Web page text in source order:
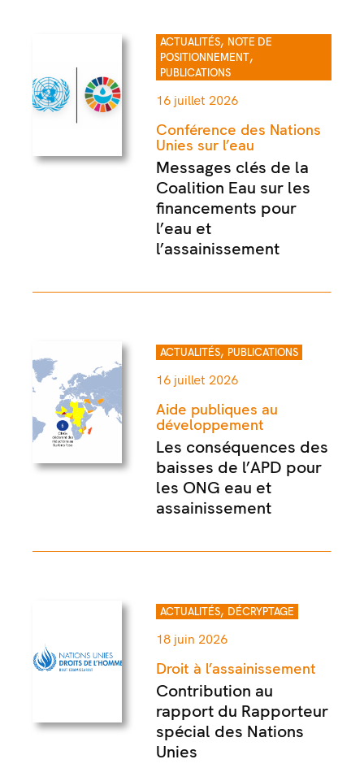
ACTUALITÉS, NOTE DE
POSITIONNEMENT,
PUBLICATIONS
16 juillet 2026
Conférence des Nations
Unies sur l’eau
Messages clés de la
Coalition Eau sur les
financements pour
l’eau et
l’assainissement
ACTUALITÉS, PUBLICATIONS
16 juillet 2026
Aide publiques au
développement
Les conséquences des
baisses de l’APD pour
les ONG eau et
assainissement
ACTUALITÉS, DÉCRYPTAGE
18 juin 2026
Droit à l’assainissement
Contribution au
rapport du Rapporteur
spécial des Nations
Unies